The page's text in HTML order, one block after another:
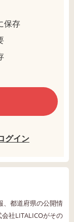
保存
グイン
、都道府県の公開情
社LITALICOがその